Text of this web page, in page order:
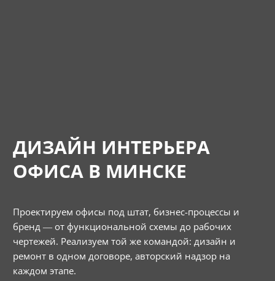
ДИЗАЙН ИНТЕРЬЕРА
ОФИСА В МИНСКЕ
Проектируем офисы под штат, бизнес-процессы и
бренд — от функциональной схемы до рабочих
чертежей. Реализуем той же командой: дизайн и
ремонт в одном договоре, авторский надзор на
каждом этапе.